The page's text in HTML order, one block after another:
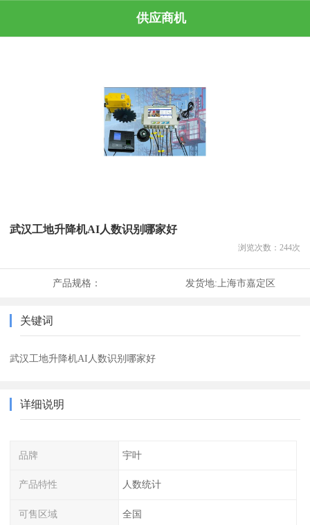
供应商机
武汉工地升降机AI人数识别哪家好
浏览次数： 244次
产品规格： 发货地:上海市嘉定区
关键词
武汉工地升降机AI人数识别哪家好
详细说明
品牌 宇叶
产品特性 人数统计
可售区域 全国